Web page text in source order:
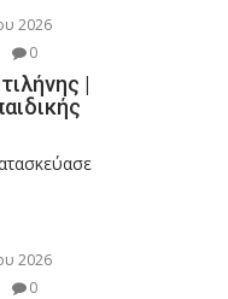
2026
0
|
2026
0